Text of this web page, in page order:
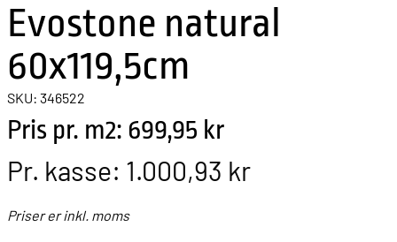
Evostone natural
60x119,5cm
SKU: 346522
Pris pr. m2: 699,95 kr
Pr. kasse: 1.000,93 kr
Priser er inkl. moms